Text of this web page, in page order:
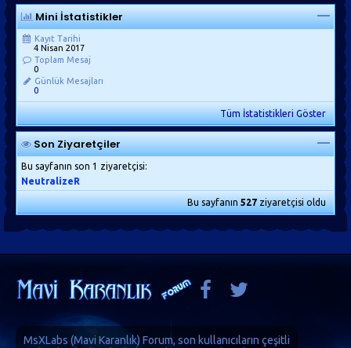
Mini İstatistikler
Kayıt Tarihi
4 Nisan 2017
Toplam Mesaj
0
Günlük Mesajları
0
Tüm İstatistikleri Göster
Son Ziyaretçiler
Bu sayfanın son 1 ziyaretçisi:
NeutralizeR
Bu sayfanın527ziyaretçisi oldu
MsXLabs (Mavi Karanlık) Forum, son kullanıcıların çeşitli